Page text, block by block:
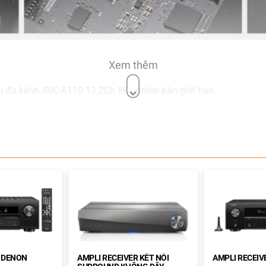
kênh AVC-A110 13.2Ch 8K - phiên bản giới hạn.
âm thanh xuất sắc, chính xác và mạnh mẽ, đem đến người
Xem thêm
AMPLI RECEIVER KẾT NỐI
AMPLI